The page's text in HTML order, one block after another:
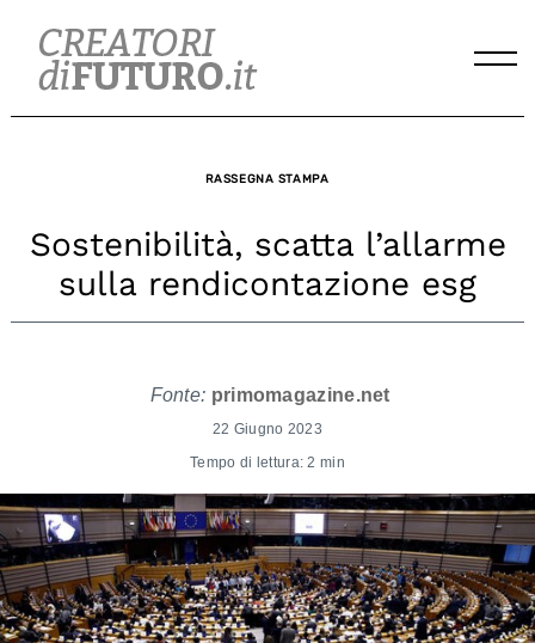
content
RASSEGNA STAMPA
Sostenibilità, scatta l’allarme
sulla rendicontazione esg
Fonte: primomagazine.net
22 Giugno 2023
Tempo di lettura: 2 min